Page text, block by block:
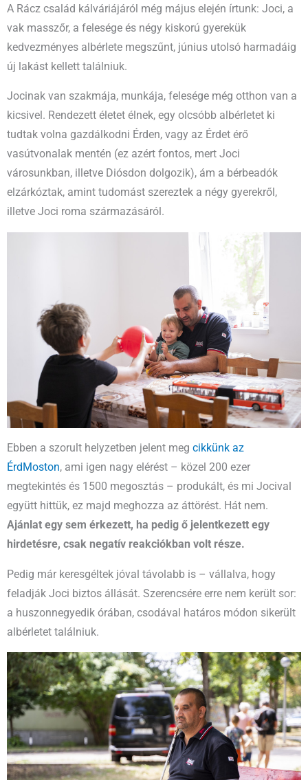
A Rácz család kálváriájáról még május elején írtunk: Joci, a
vak masszőr, a felesége és négy kiskorú gyerekük
kedvezményes albérlete megszűnt, június utolsó harmadáig
új lakást kellett találniuk.
Jocinak van szakmája, munkája, felesége még otthon van a
kicsivel. Rendezett életet élnek, egy olcsóbb albérletet ki
tudtak volna gazdálkodni Érden, vagy az Érdet érő
vasútvonalak mentén (ez azért fontos, mert Joci
városunkban, illetve Diósdon dolgozik), ám a bérbeadók
elzárkóztak, amint tudomást szereztek a négy gyerekről,
illetve Joci roma származásáról.
Ebben a szorult helyzetben jelent meg cikkünk az
ÉrdMoston, ami igen nagy elérést – közel 200 ezer
megtekintés és 1500 megosztás – produkált, és mi Jocival
együtt hittük, ez majd meghozza az áttörést. Hát nem.
Ajánlat egy sem érkezett, ha pedig ő jelentkezett egy
hirdetésre, csak negatív reakciókban volt része.
Pedig már keresgéltek jóval távolabb is – vállalva, hogy
feladják Joci biztos állását. Szerencsére erre nem került sor:
a huszonnegyedik órában, csodával határos módon sikerült
albérletet találniuk.